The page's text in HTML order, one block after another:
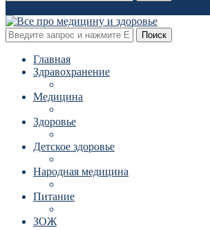
Поиск
Главная
Здравохранение
Медицина
Здоровье
Детское здоровье
Народная медицина
Питание
ЗОЖ